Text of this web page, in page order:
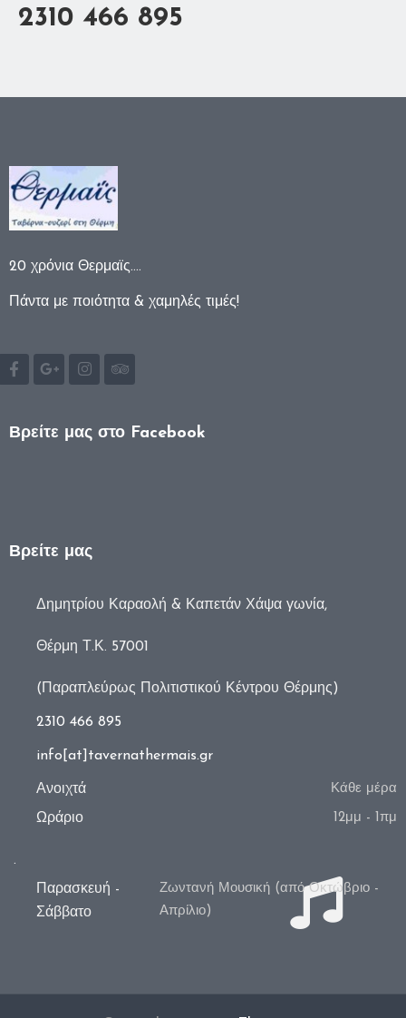
2310 466 895
20 χρόνια Θερμαϊς….
Πάντα με ποιότητα & χαμηλές τιμές!
Βρείτε μας στο Facebook
Βρείτε μας
Δημητρίου Καραολή & Καπετάν Χάψα γωνία,
Θέρμη Τ.Κ. 57001
(Παραπλεύρως Πολιτιστικού Κέντρου Θέρμης)
2310 466 895
info[at]tavernathermais.gr
Ανοιχτά Κάθε μέρα
Ωράριο 12μμ - 1πμ
.
Παρασκευή -
Σάββατο
Ζωντανή Μουσική (από Οκτώβριο -
Απρίλιο)